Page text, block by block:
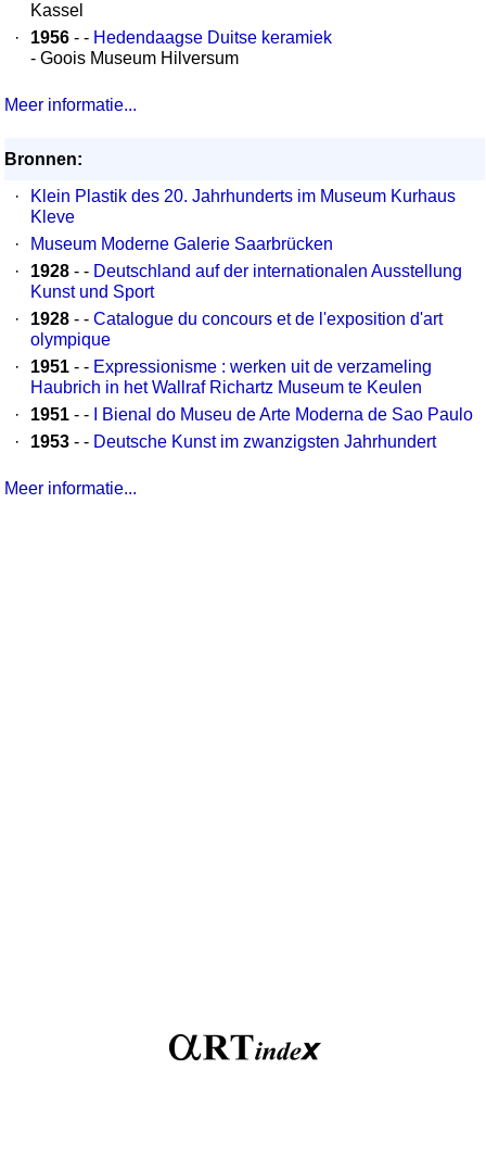
Kassel
·
1956 - - Hedendaagse Duitse keramiek
- Goois Museum Hilversum
Meer informatie...
Bronnen:
·
Klein Plastik des 20. Jahrhunderts im Museum Kurhaus
Kleve
·
Museum Moderne Galerie Saarbrücken
·
1928 - - Deutschland auf der internationalen Ausstellung
Kunst und Sport
·
1928 - - Catalogue du concours et de l'exposition d'art
olympique
·
1951 - - Expressionisme : werken uit de verzameling
Haubrich in het Wallraf Richartz Museum te Keulen
·
1951 - -
I Bienal do Museu de Arte Moderna de Sao Paulo
·
1953 - - Deutsche Kunst im zwanzigsten Jahrhundert
Meer informatie...